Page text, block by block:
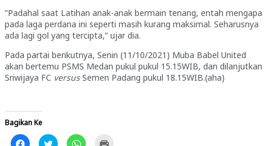
“Padahal saat Latihan anak-anak bermain tenang, entah mengapa
pada laga perdana ini seperti masih kurang maksimal. Seharusnya
ada lagi gol yang tercipta,” ujar dia.
Pada partai berikutnya, Senin (11/10/2021) Muba Babel United
akan bertemu PSMS Medan pukul pukul 15.15WIB, dan dilanjutkan
Sriwijaya FC versusSemen Padang pukul 18.15WIB.(aha)
Bagikan Ke
Klik
Klik Klik